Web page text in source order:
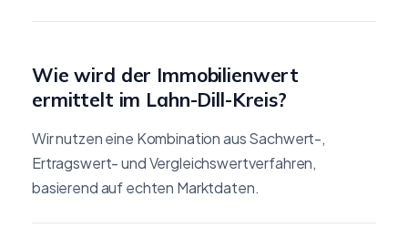
Wie wird der Immobilienwert
ermittelt im Lahn-Dill-Kreis?
Wir nutzen eine Kombination aus Sachwert-,
Ertragswert- und Vergleichswertverfahren,
basierend auf echten Marktdaten.